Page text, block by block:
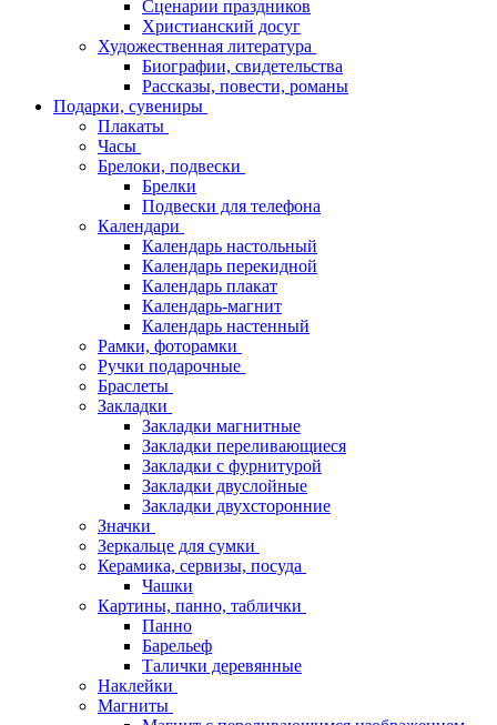
Сценарии праздников
Христианский досуг
Художественная литература
Биографии, свидетельства
Рассказы, повести, романы
Подарки, сувениры
Плакаты
Часы
Брелоки, подвески
Брелки
Подвески для телефона
Календари
Календарь настольный
Календарь перекидной
Календарь плакат
Календарь-магнит
Календарь настенный
Рамки, фоторамки
Ручки подарочные
Браслеты
Закладки
Закладки магнитные
Закладки переливающиеся
Закладки с фурнитурой
Закладки двуслойные
Закладки двухсторонние
Значки
Зеркальце для сумки
Керамика, сервизы, посуда
Чашки
Картины, панно, таблички
Панно
Барельеф
Талички деревянные
Наклейки
Магниты